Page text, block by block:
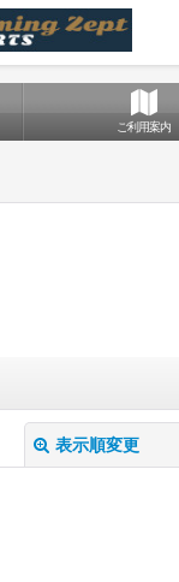
ご利用案内
表示順変更